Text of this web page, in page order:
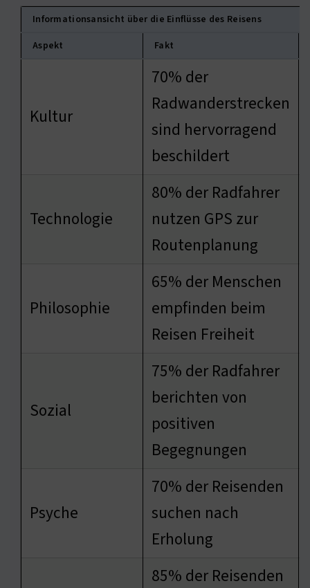
Informationsansicht über die Einflüsse des Reisens
Aspekt
Fakt
Kultur
70% der
Radwanderstrecken
sind hervorragend
beschildert
Technologie
80% der Radfahrer
nutzen GPS zur
Routenplanung
Philosophie
65% der Menschen
empfinden beim
Reisen Freiheit
Sozial
75% der Radfahrer
berichten von
positiven
Begegnungen
Psyche
70% der Reisenden
suchen nach
Erholung
85% der Reisenden